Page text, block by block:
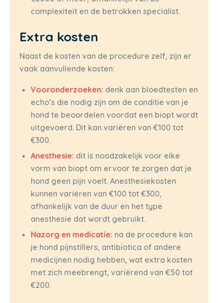
complexiteit en de betrokken specialist.
Extra kosten
Naast de kosten van de procedure zelf, zijn er
vaak aanvullende kosten:
Vooronderzoeken: denk aan bloedtesten en
echo’s die nodig zijn om de conditie van je
hond te beoordelen voordat een biopt wordt
uitgevoerd. Dit kan variëren van €100 tot
€300.
Anesthesie: dit is noodzakelijk voor elke
vorm van biopt om ervoor te zorgen dat je
hond geen pijn voelt. Anesthesiekosten
kunnen variëren van €100 tot €300,
afhankelijk van de duur en het type
anesthesie dat wordt gebruikt.
Nazorg en medicatie: na de procedure kan
je hond pijnstillers, antibiotica of andere
medicijnen nodig hebben, wat extra kosten
met zich meebrengt, variërend van €50 tot
€200.